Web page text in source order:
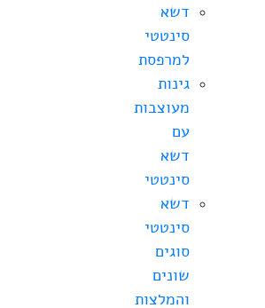
דשא
סינטטי
למרפסת
גינות
מעוצבות
עם
דשא
סינטטי
דשא
סינטטי
סוגים
שונים
והמלצות